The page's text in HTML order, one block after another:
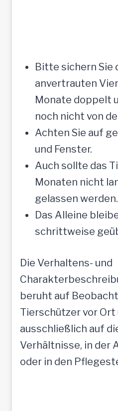
Bitte sichern Sie
anvertrauten
Monate doppelt
noch nicht von
Achten Sie auf
und Fenster.
Auch sollte das
Monaten nicht
gelassen werden.
Das Alleine
schrittweise
Die Verhaltens- und
beruht auf
Tierschützer vor
ausschließlich auf
Verhältnisse, in der
oder in den